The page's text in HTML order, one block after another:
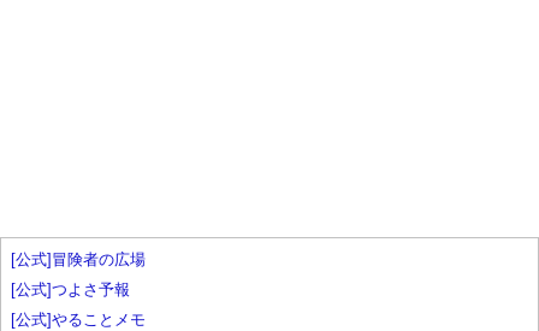
[公式]冒険者の広場
[公式]つよさ予報
[公式]やることメモ